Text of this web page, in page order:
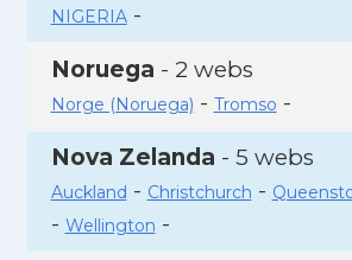
NIGERIA-
Noruega - 2 webs
Norge (Noruega) - Tromso -
Nova Zelanda - 5 webs
Auckland - Christchurch -
- Wellington -